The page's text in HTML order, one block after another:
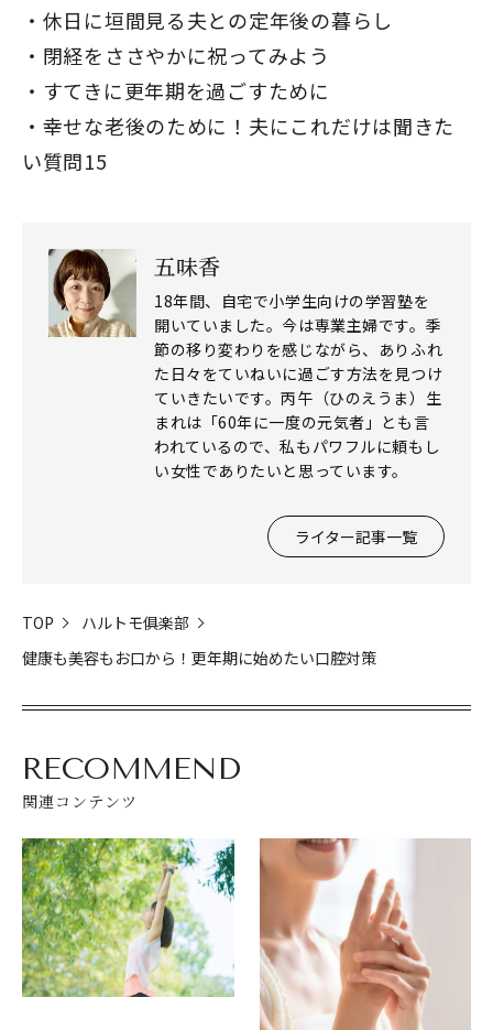
休日に垣間見る夫との定年後の暮らし
閉経をささやかに祝ってみよう
すてきに更年期を過ごすために
幸せな老後のために！夫にこれだけは聞きた
い質問15
五味香
18年間、自宅で小学生向けの学習塾を
開いていました。今は専業主婦です。季
節の移り変わりを感じながら、ありふれ
た日々をていねいに過ごす方法を見つけ
ていきたいです。丙午（ひのえうま）生
まれは「60年に一度の元気者」とも言
われているので、私もパワフルに頼もし
い女性でありたいと思っています。
ライター記事一覧
TOP
ハルトモ俱楽部
健康も美容もお口から！更年期に始めたい口腔対策
RECOMMEND
関連コンテンツ
閉じる